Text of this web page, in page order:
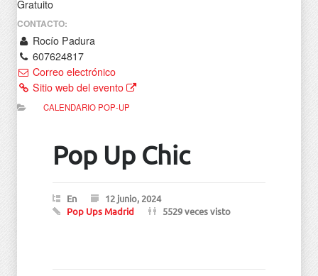
Gratuito
CONTACTO:
Rocío Padura
607624817
Correo electrónico
Sitio web del evento
CALENDARIO POP-UP
Pop Up Chic
En
12 junio, 2024
Pop Ups Madrid
5529 veces visto